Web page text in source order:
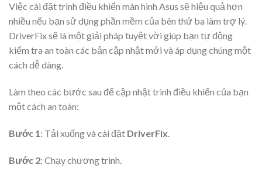
Việc cài đặt trình điều khiển màn hình Asus sẽ hiệu quả hơn
nhiều nếu bạn sử dụng phần mềm của bên thứ ba làm trợ lý.
DriverFix sẽ là một giải pháp tuyệt vời giúp bạn tự động
kiểm tra an toàn các bản cập nhật mới và áp dụng chúng một
cách dễ dàng.
Làm theo các bước sau để cập nhật trình điều khiển của bạn
một cách an toàn:
Bước 1 : Tải xuống và cài đặt DriverFix
Bước 2: Chạy chương trình.